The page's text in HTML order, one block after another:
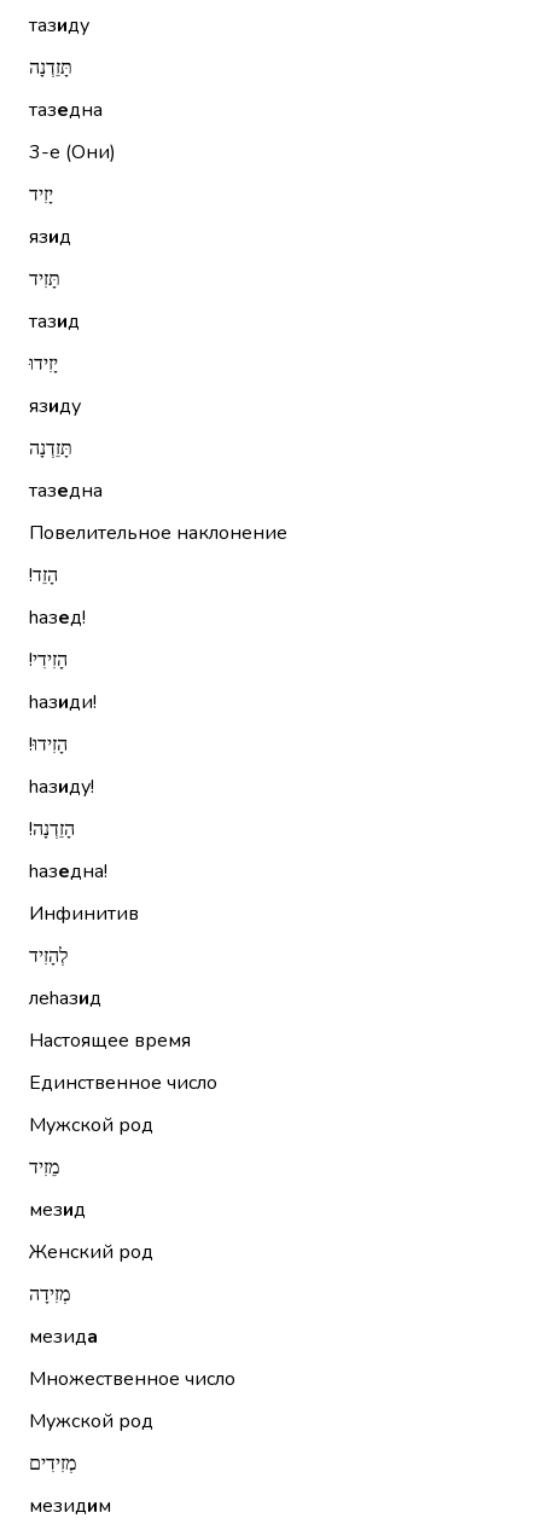
тазиду
תָּזֵדְנָה
тазедна
3-е (Они)
יָזִיד
язид
תָּזִיד
тазид
יָזִידוּ
язиду
תָּזֵדְנָה
тазедна
Повелительное наклонение
הָזֵד!‏
hазед!
הָזִידִי!‏
hазиди!
הָזִידוּ!‏
hазиду!
הָזֵדְנָה!‏
hазедна!
Инфинитив
לְהָזִיד
леhазид
Настоящее время
Единственное число
Мужской род
מֵזִיד
мезид
Женский род
מְזִידָה
мезида
Множественное число
Мужской род
מְזִידִים
мезидим